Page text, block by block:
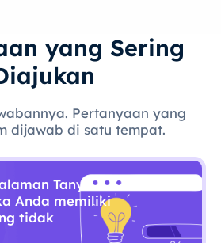
yang Sering
Pertanyaan yang
dijawab di satu tempat.
Tanya
Anda memiliki
tidak